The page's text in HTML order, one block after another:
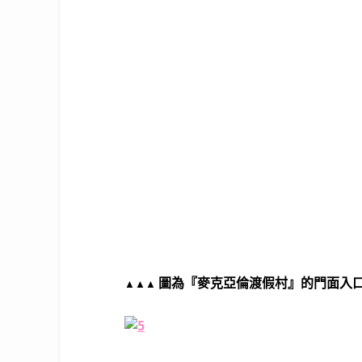
▲ ▲ ▲ 圖為『麥克亞倫渡假村』的門面入